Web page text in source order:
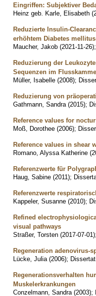
Eingriffen: Subjektiver
Heinz geb. Karle, Elisabeth (
Reduzierte Insulin-
erhöhtem Diabetes
Maucher, Jakob (2021-11-26)
Reduzierung der
Sequenzen im
Müller, Isabelle (2008);
Reduzierung von
Gathmann, Sandra (2015);
Reference values for
Moß, Dorothee (2006);
Reference values in shear
Romano, Alyssa Katherine (
Referenzwerte für
Haug, Sabine (2011);
Referenzwerte
Kappeler, Susanne (2010);
Refined
visual pathways
Straßer, Torsten (2017-07-01)
Regeneration adenovirus-
Lücke, Julia (2006);
Regenerationsverhalten
Muskelerkrankungen
Conzelmann, Sandra (2003);